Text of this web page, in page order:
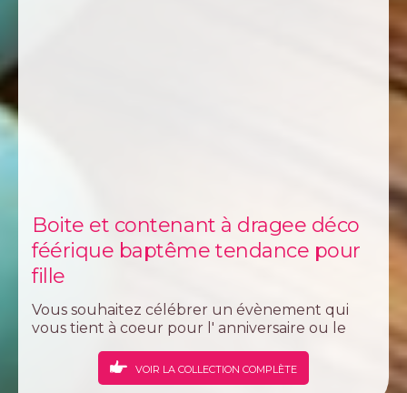
Boite et contenant à dragee déco
féérique baptême tendance pour
fille
Vous souhaitez célébrer un évènement qui
vous tient à coeur pour l' anniversaire ou le
par quel bout commencer. Alors laisser vous
guider par nos soins et notre collection qui
VOIR LA COLLECTION COMPLÈTE